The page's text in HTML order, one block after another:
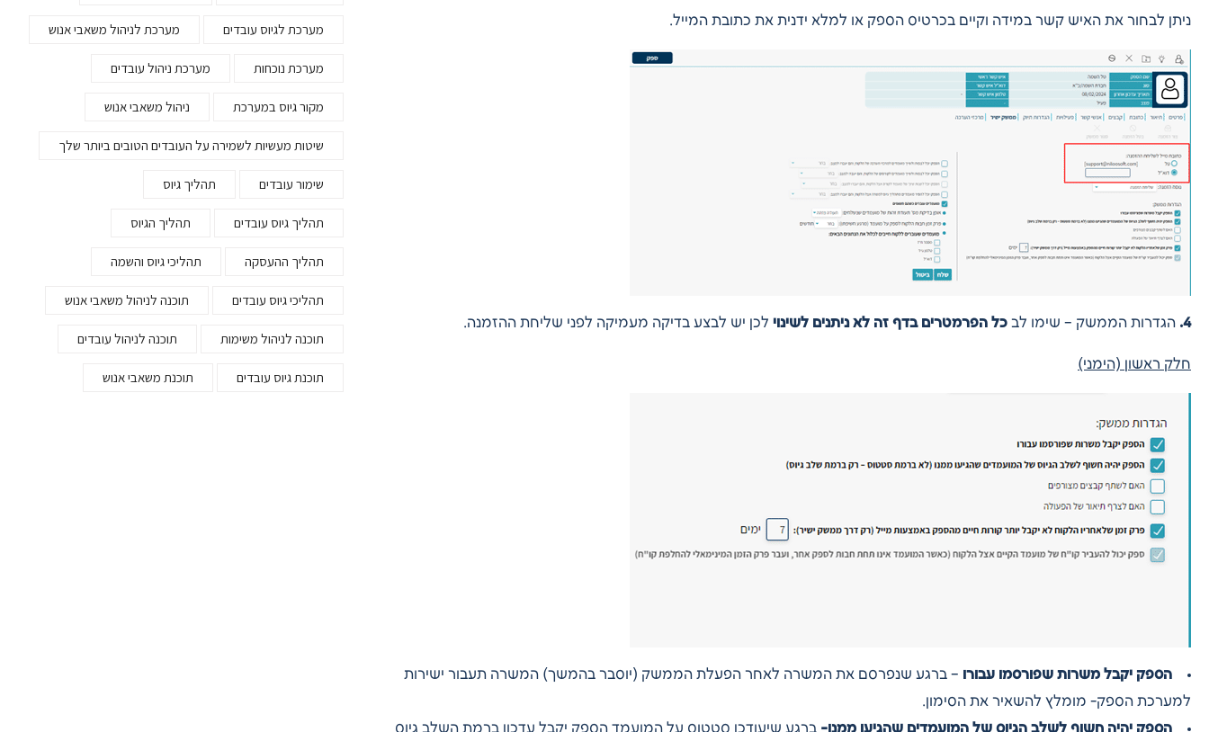
ניתן לבחור את האיש קשר במידה וקיים בכרטיס הספק או למלא ידנית את כתובת המייל.
4. הגדרות הממשק – שימו לב כל הפרמטרים בדף זה לא ניתנים לשינוי לכן יש לבצע בדיקה מעמיקה לפני שליחת ההזמנה.
חלק ראשון (הימני)
הספק יקבל משרות שפורסמו עבורו – ברגע שנפרסם את המשרה לאחר הפעלת הממשק (יוסבר בהמשך) המשרה תעבור ישירות
למערכת הספק- מומלץ להשאיר את הסימון.
הספק יהיה חשוף לשלב הגיוס של המועמדים שהגיעו ממנו- ברגע שיעודכן סטטוס על המועמד הספק יקבל עדכון ברמת השלב גיוס
מערכת לגיוס עובדים מערכת לניהול משאבי אנוש
מערכת נוכחות מערכת ניהול עובדים
מקור גיוס במערכת ניהול משאבי אנוש
שיטות מעשיות לשמירה על העובדים הטובים ביותר שלך
שימור עובדים תהליך גיוס
תהליך גיוס עובדים תהליך הגיוס
תהליך ההעסקה תהליכי גיוס והשמה
תהליכי גיוס עובדים תוכנה לניהול משאבי אנוש
תוכנה לניהול משימות תוכנה לניהול עובדים
תוכנת גיוס עובדים תוכנת משאבי אנוש